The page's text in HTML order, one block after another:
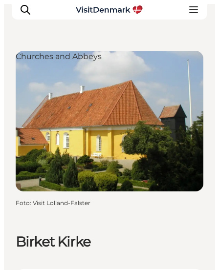
Ispirazioni
Dove andare
Cosa fare
Dove dormire
Pianifica il viaggio
Birket Kirke
Churches and Abbeys
Foto: Visit Lolland-Falster